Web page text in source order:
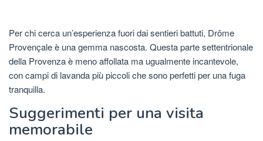
Per chi cerca un’esperienza fuori dai sentieri battuti, Drôme
Provençale è una gemma nascosta. Questa parte settentrionale
della Provenza è meno affollata ma ugualmente incantevole,
con campi di lavanda più piccoli che sono perfetti per una fuga
tranquilla.
Suggerimenti per una visita
memorabile